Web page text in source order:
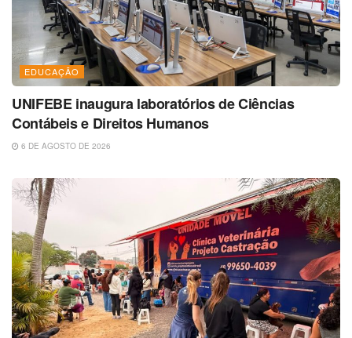
EDUCAÇÃO
UNIFEBE inaugura laboratórios de Ciências
Contábeis e Direitos Humanos
6 DE AGOSTO DE 2026